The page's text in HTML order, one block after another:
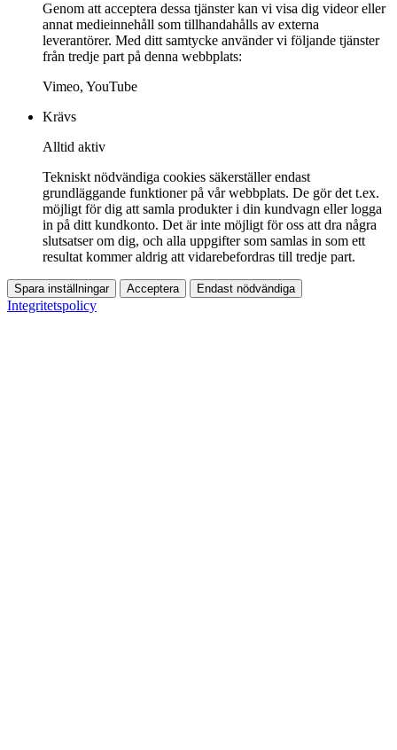
Genom att acceptera dessa tjänster kan vi visa dig videor eller
annat medieinnehåll som tillhandahålls av externa
leverantörer. Med ditt samtycke använder vi följande tjänster
från tredje part på denna webbplats:
Vimeo, YouTube
Krävs
Alltid aktiv
Tekniskt nödvändiga cookies säkerställer endast
grundläggande funktioner på vår webbplats. De gör det t.ex.
möjligt för dig att samla produkter i din kundvagn eller logga
in på ditt kundkonto. Det är inte möjligt för oss att dra några
slutsatser om dig, och alla uppgifter som samlas in som ett
resultat kommer aldrig att vidarebefordras till tredje part.
Spara inställningar Acceptera Endast nödvändiga
Integritetspolicy